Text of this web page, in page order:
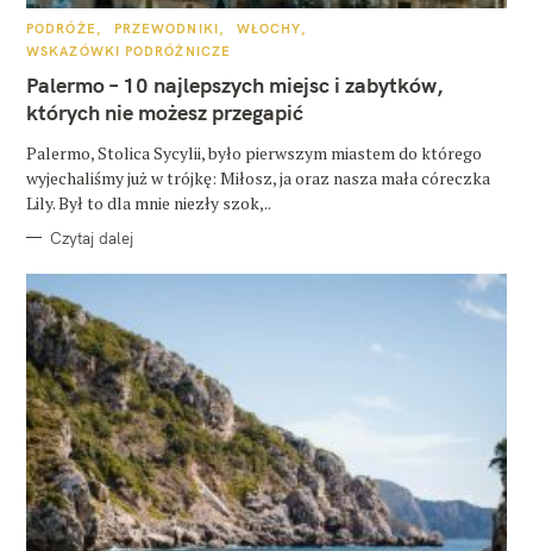
K
T
G
R
PODRÓŻE PRZEWODNIKI
WŁOCHY
WSKAZÓWKI PODRÓŻNICZE
Palermo – 10 najlepszych miejsc i zabytków,
których nie możesz przegapić
Palermo, Stolica Sycylii, było pierwszym miastem do którego
wyjechaliśmy już w trójkę: Miłosz, ja oraz nasza mała córeczka
Lily. Był to dla mnie niezły szok,..
Czytaj dalej